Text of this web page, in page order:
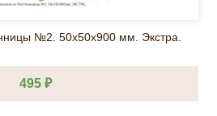
№2. 50х50х900 мм. Экстра.
495 ₽